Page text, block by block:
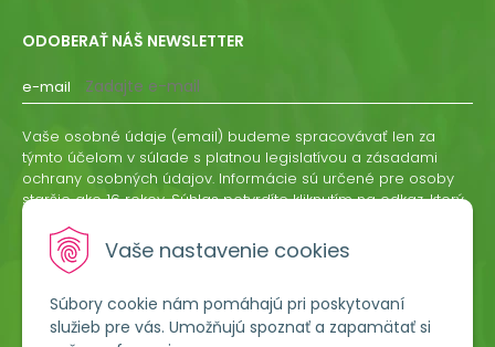
Vaše nastavenie cookies
Súbory cookie nám pomáhajú pri poskytovaní
služieb pre vás. Umožňujú spoznať a zapamätať si
ODOBERAŤ NÁŠ NEWSLETTER
e-mail
ODOBERAŤ
Vaše osobné údaje (email) budeme spracovávať len za
týmto účelom v súlade s platnou legislatívou a zásadami
ochrany osobných údajov. Informácie sú určené pre osoby
staršie ako 16 rokov. Súhlas potvrdíte kliknutím na odkaz, ktorý
odvolať písomne, emailom alebo kliknutím na odkaz z
ktoréhokoľvek informačného emailu.